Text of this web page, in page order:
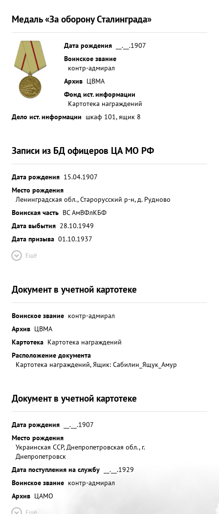
Медаль «За оборону Сталинграда»
Дата рождения
__.__.1907
Воинское звание
контр-адмирал
Архив ЦВМА
Фонд ист. информации
Картотека награждений
Дело ист. информации шкаф 101, ящик 8
Записи из БД офицеров ЦА МО РФ
Дата рождения 15.04.1907
Место рождения
Ленинградская обл., Старорусский р-н, д. Рудново
Воинская часть ВС АмВФлКБФ
Дата выбытия 28.10.1949
Дата призыва 01.10.1937
Ещё
Документ в учетной картотеке
Воинское звание контр-адмирал
Архив ЦВМА
Картотека Картотека награждений
Расположение документа
Картотека награждений, Ящик: Сабилин_Ящук_Амур
Документ в учетной картотеке
Дата рождения
__.__.1907
Место рождения
Украинская ССР, Днепропетровская обл., г.
Днепропетровск
Дата поступления на службу
__.__.1929
Воинское звание контр-адмирал
Архив ЦАМО
Ещё